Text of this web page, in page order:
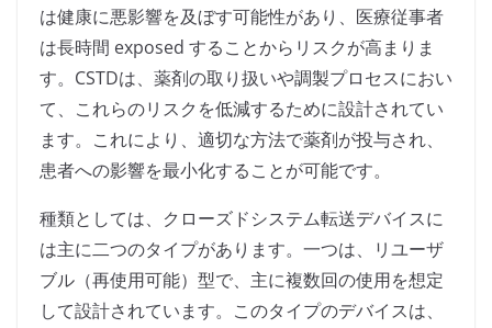
は健康に悪影響を及ぼす可能性があり、医療従事者
は長時間 exposed することからリスクが高まりま
す。CSTDは、薬剤の取り扱いや調製プロセスにおい
て、これらのリスクを低減するために設計されてい
ます。これにより、適切な方法で薬剤が投与され、
患者への影響を最小化することが可能です。
種類としては、クローズドシステム転送デバイスに
は主に二つのタイプがあります。一つは、リユーザ
ブル（再使用可能）型で、主に複数回の使用を想定
して設計されています。このタイプのデバイスは、